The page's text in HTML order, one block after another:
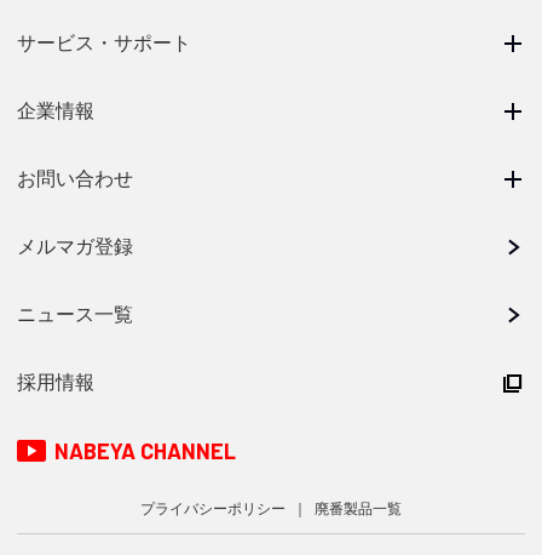
サービス・サポート
企業情報
お問い合わせ
メルマガ登録
ニュース一覧
採用情報
NABEYA CHANNEL
プライバシーポリシー 廃番製品一覧